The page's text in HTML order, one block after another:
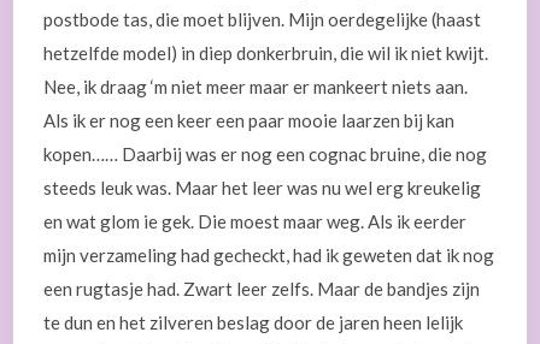
postbode tas, die moet blijven. Mijn oerdegelijke (haast
hetzelfde model) in diep donkerbruin, die wil ik niet kwijt.
Nee, ik draag ‘m niet meer maar er mankeert niets aan.
Als ik er nog een keer een paar mooie laarzen bij kan
kopen…… Daarbij was er nog een cognac bruine, die nog
steeds leuk was. Maar het leer was nu wel erg kreukelig
en wat glom ie gek. Die moest maar weg. Als ik eerder
mijn verzameling had gecheckt, had ik geweten dat ik nog
een rugtasje had. Zwart leer zelfs. Maar de bandjes zijn
te dun en het zilveren beslag door de jaren heen lelijk